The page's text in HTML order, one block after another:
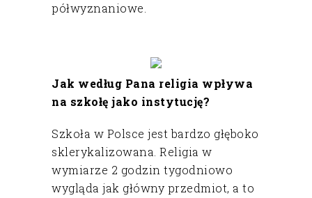
półwyznaniowe.
Jak według Pana religia wpływa
na szkołę jako instytucję?
Szkoła w Polsce jest bardzo głęboko
sklerykalizowana. Religia w
wymiarze 2 godzin tygodniowo
wygląda jak główny przedmiot, a to